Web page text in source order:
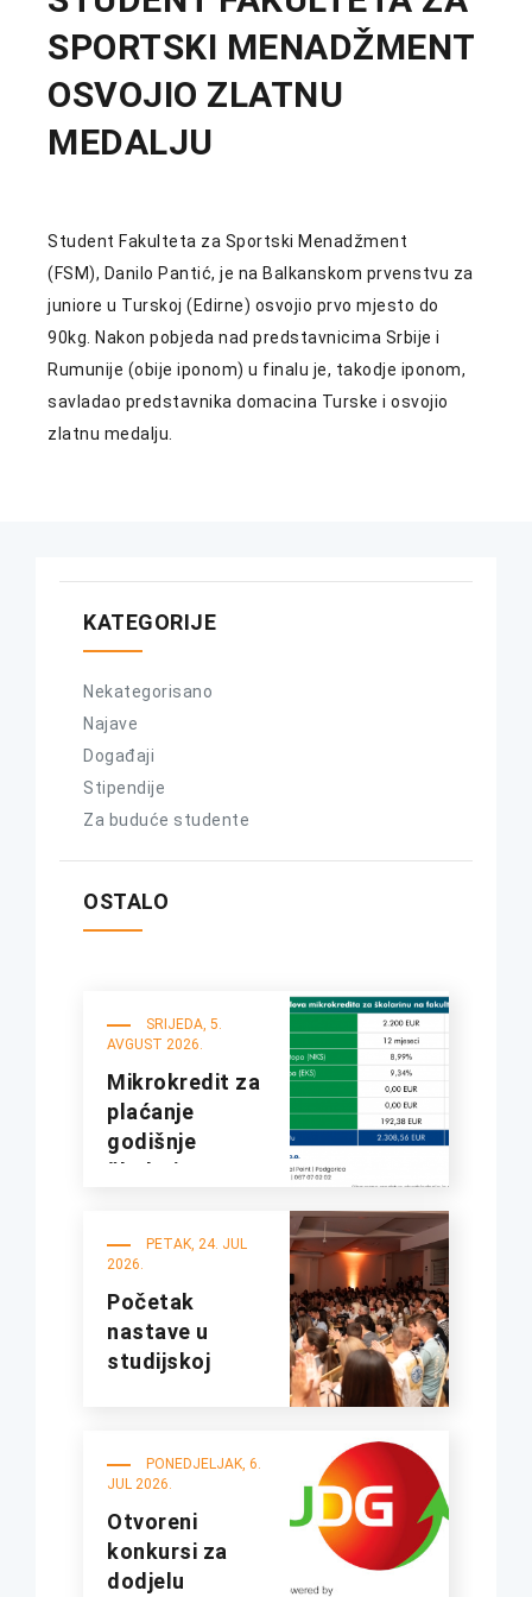
SPORTSKI MENADŽMENT
OSVOJIO ZLATNU
MEDALJU
Student Fakulteta za Sportski Menadžment
(FSM), Danilo Pantić, je na Balkanskom prvenstvu za
juniore u Turskoj (Edirne) osvojio prvo mjesto do
90kg. Nakon pobjeda nad predstavnicima Srbije i
Rumunije (obije iponom) u finalu je, takodje iponom,
savladao predstavnika domacina Turske i osvojio
zlatnu medalju.
KATEGORIJE
Nekategorisano
Najave
Događaji
Stipendije
Za buduće studente
OSTALO
SRIJEDA, 5.
AVGUST 2026.
Mikrokredit za
plaćanje
godišnje
školarine na
PETAK, 24. JUL
2026.
Početak
nastave u
studijskoj
PONEDJELJAK, 6.
JUL 2026.
Otvoreni
konkursi za
dodjelu